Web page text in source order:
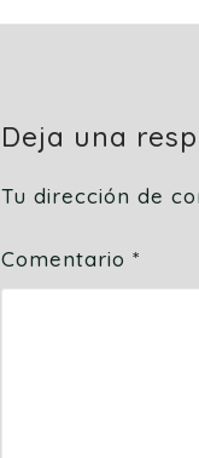
Deja una
Tu dirección de
Comentario *